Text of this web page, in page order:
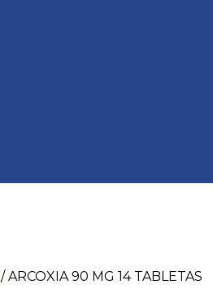
/ ARCOXIA 90 MG 14 TABLETAS